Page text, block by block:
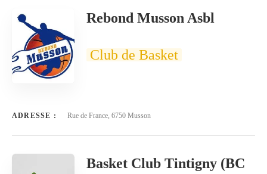
Rebond Musson Asbl
Club de Basket
ADRESSE : Rue de France, 6750 Musson
Basket Club Tintigny (BC